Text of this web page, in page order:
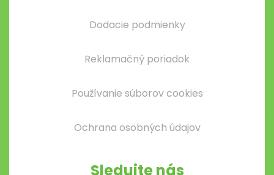
Dodacie podmienky
Reklamačný poriadok
Používanie súborov cookies
Ochrana osobných údajov
Sledujte nás